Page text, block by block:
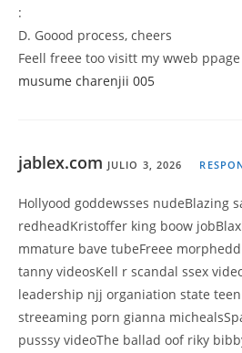
:
D. Goood process, cheers
Feell freee too visitt my wweb ppage
musume charenjii 005
jablex.com JULIO 3, 2026
Hollyood goddewsses nudeBlazing
redheadKristoffer king boow
mmature bave tubeFreee morphedd
tanny videosKell r scandal ssex
leadership njj organiation state
streeaming porn gianna
pusssy videoThe ballad oof riky